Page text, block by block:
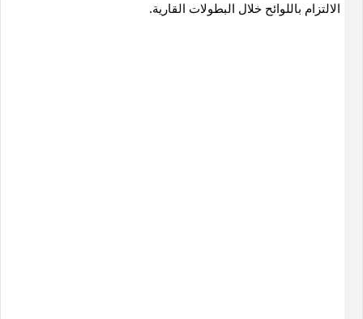
الالتزام باللوائح خلال البطولات القارية.